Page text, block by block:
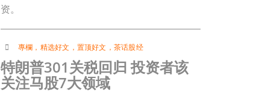
资。
專欄 ， 精选好文 ， 置顶好文 ， 茶话股经
特朗普301关税回归 投资者该
关注马股7大领域